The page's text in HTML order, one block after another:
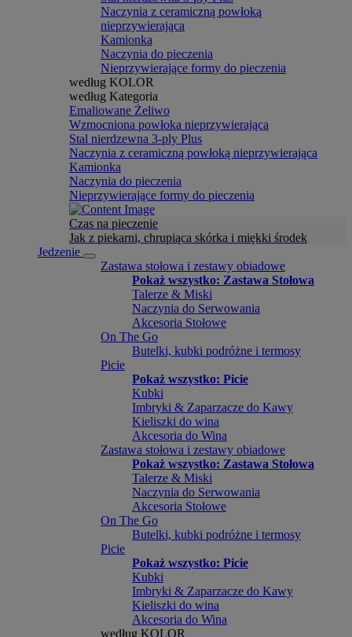
Naczynia z ceramiczną powłoką
nieprzywierająca
Kamionka
Naczynia do pieczenia
Nieprzywierające formy do pieczenia
według KOLOR
według Kategoria
Emaliowane Żeliwo
Wzmocniona powłoka nieprzywierająca
Stal nierdzewna 3-ply Plus
Naczynia z ceramiczną powłoką nieprzywierająca
Kamionka
Naczynia do pieczenia
Nieprzywierające formy do pieczenia
Czas na pieczenie
Jak z piekarni, chrupiąca skórka i miękki środek
Jedzenie
Zastawa stołowa i zestawy obiadowe
Pokaż wszystko: Zastawa Stołowa
Talerze & Miski
Naczynia do Serwowania
Akcesoria Stołowe
On The Go
Butelki, kubki podróżne i termosy
Picie
Pokaż wszystko: Picie
Kubki
Imbryki & Zaparzacze do Kawy
Kieliszki do wina
Akcesoria do Wina
Zastawa stołowa i zestawy obiadowe
Pokaż wszystko: Zastawa Stołowa
Talerze & Miski
Naczynia do Serwowania
Akcesoria Stołowe
On The Go
Butelki, kubki podróżne i termosy
Picie
Pokaż wszystko: Picie
Kubki
Imbryki & Zaparzacze do Kawy
Kieliszki do wina
Akcesoria do Wina
według KOLOR